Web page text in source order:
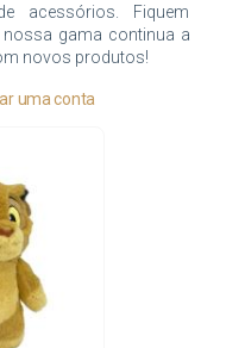
acessórios. Fiquem
nossa gama continua a
uma conta